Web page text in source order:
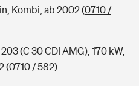
Kombi, ab 2002(0710 /
(C 30 CDI AMG), 170 kW,
(0710 / 582)